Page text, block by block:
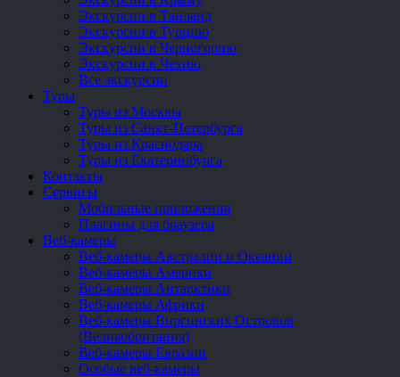
Экскурсии в Таиланд
Экскурсии в Турцию
Экскурсии в Черногорию
Экскурсии в Чехию
Все экскурсии
Туры
Туры из Москвы
Туры из Санкт-Петербурга
Туры из Краснодара
Туры из Екатеринбурга
Контакты
Сервисы
Мобильные приложения
Плагины для браузера
Веб-камеры
Веб-камеры Австралии и Океании
Веб-камеры Америки
Веб-камеры Антарктики
Веб-камеры Африки
Веб-камеры Виргинских Островов
(Великобритания)
Веб-камеры Евразии
Особые веб-камеры